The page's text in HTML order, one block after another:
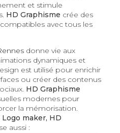
et stimule
HD Graphisme crée des
avec tous les
donne vie aux
dynamiques et
est utilisé pour enrichir
ou créer des contenus
HD Graphisme
modernes pour
la mémorisation.
Logo maker, HD
aussi :